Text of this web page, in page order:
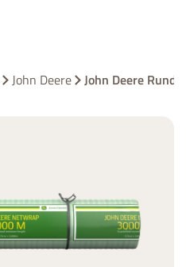
John Deere John Deere